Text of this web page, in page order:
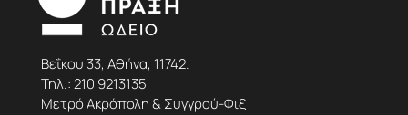
Βεΐκου 33, Αθήνα, 11742.
Τηλ.:210 9213135
Μετρό Ακρόπολη & Συγγρού-Φιξ